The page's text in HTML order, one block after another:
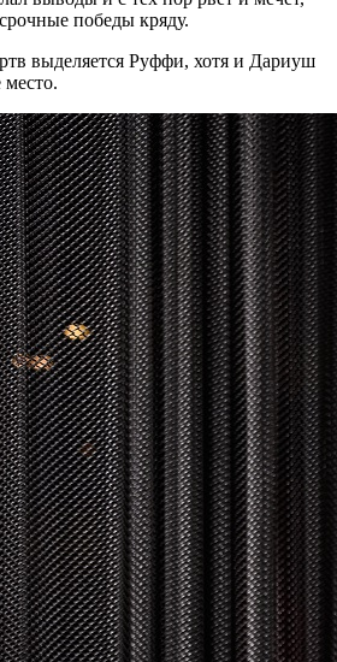
победы кряду.
выделяется Руффи, хотя и Дариуш